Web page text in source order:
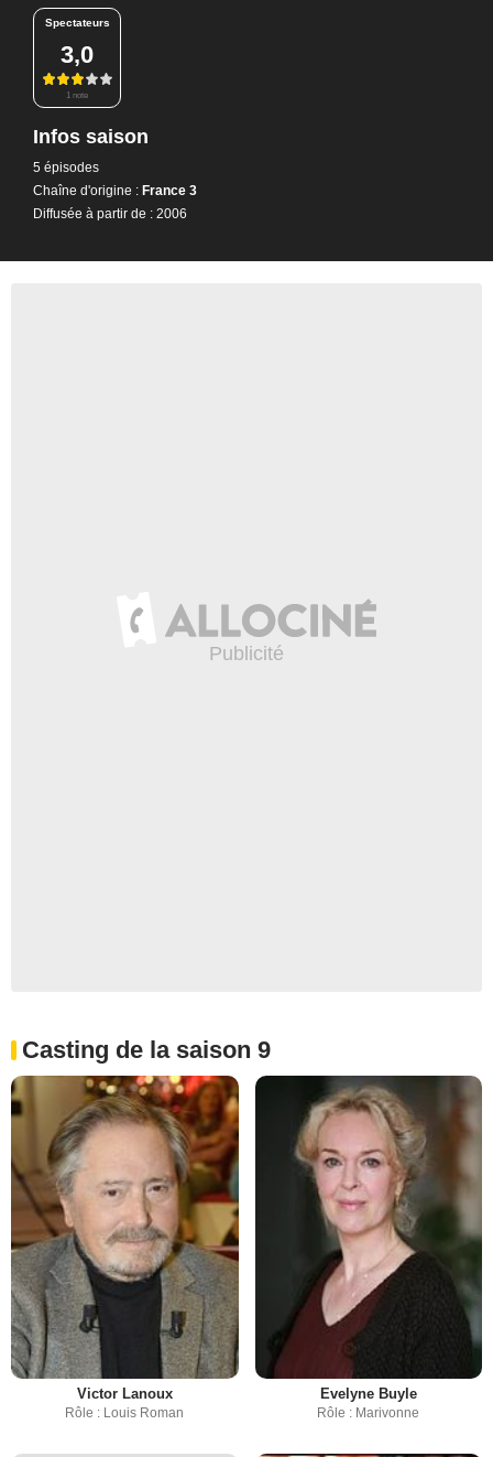
Spectateurs
3,0
1 note
Infos saison
5 épisodes
Chaîne d'origine : France 3
Diffusée à partir de : 2006
Casting de la saison 9
Victor Lanoux
Rôle : Louis Roman
Evelyne Buyle
Rôle : Marivonne